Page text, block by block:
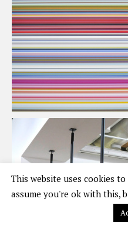
This website uses cookies
assume you're ok with this,